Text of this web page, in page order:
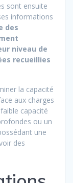
sont ensuite
informations
des
niveau de
recueillies
la capacité
aux charges
capacité
ou un
une
des